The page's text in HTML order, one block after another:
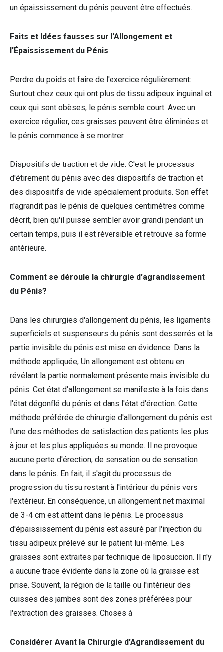
un épaississement du pénis peuvent être effectués.
Faits et Idées fausses sur l'Allongement et
l'Épaississement du Pénis
Perdre du poids et faire de l'exercice régulièrement:
Surtout chez ceux qui ont plus de tissu adipeux inguinal et
ceux qui sont obèses, le pénis semble court. Avec un
exercice régulier, ces graisses peuvent être éliminées et
le pénis commence à se montrer.
Dispositifs de traction et de vide: C'est le processus
d'étirement du pénis avec des dispositifs de traction et
des dispositifs de vide spécialement produits. Son effet
n'agrandit pas le pénis de quelques centimètres comme
décrit, bien qu'il puisse sembler avoir grandi pendant un
certain temps, puis il est réversible et retrouve sa forme
antérieure.
Comment se déroule la chirurgie d'agrandissement
du Pénis?
Dans les chirurgies d'allongement du pénis, les ligaments
superficiels et suspenseurs du pénis sont desserrés et la
partie invisible du pénis est mise en évidence. Dans la
méthode appliquée; Un allongement est obtenu en
révélant la partie normalement présente mais invisible du
pénis. Cet état d'allongement se manifeste à la fois dans
l'état dégonflé du pénis et dans l'état d'érection. Cette
méthode préférée de chirurgie d'allongement du pénis est
l'une des méthodes de satisfaction des patients les plus
à jour et les plus appliquées au monde. Il ne provoque
aucune perte d'érection, de sensation ou de sensation
dans le pénis. En fait, il s'agit du processus de
progression du tissu restant à l'intérieur du pénis vers
l'extérieur. En conséquence, un allongement net maximal
de 3-4 cm est atteint dans le pénis. Le processus
d'épaississement du pénis est assuré par l'injection du
tissu adipeux prélevé sur le patient lui-même. Les
graisses sont extraites par technique de liposuccion. Il n'y
a aucune trace évidente dans la zone où la graisse est
prise. Souvent, la région de la taille ou l'intérieur des
cuisses des jambes sont des zones préférées pour
l'extraction des graisses. Choses à
Considérer Avant la Chirurgie d'Agrandissement du